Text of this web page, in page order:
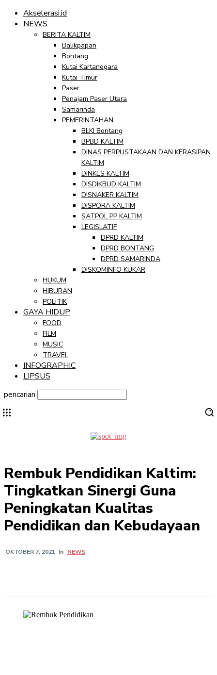
Akselerasi.id
NEWS
BERITA KALTIM
Balikpapan
Bontang
Kutai Kartanegara
Kutai Timur
Paser
Penajam Paser Utara
Samarinda
PEMERINTAHAN
BLKI Bontang
BPBD KALTIM
DINAS PERPUSTAKAAN DAN KERASIPAN
KALTIM
DINKES KALTIM
DISDIKBUD KALTIM
DISNAKER KALTIM
DISPORA KALTIM
SATPOL PP KALTIM
LEGISLATIF
DPRD KALTIM
DPRD BONTANG
DPRD SAMARINDA
DISKOMINFO KUKAR
HUKUM
HIBURAN
POLITIK
GAYA HIDUP
FOOD
FILM
MUSIC
TRAVEL
INFOGRAPHIC
LIPSUS
pencarian
Rembuk Pendidikan Kaltim:
Tingkatkan Sinergi Guna
Peningkatan Kualitas
Pendidikan dan Kebudayaan
OKTOBER 7, 2021 In NEWS